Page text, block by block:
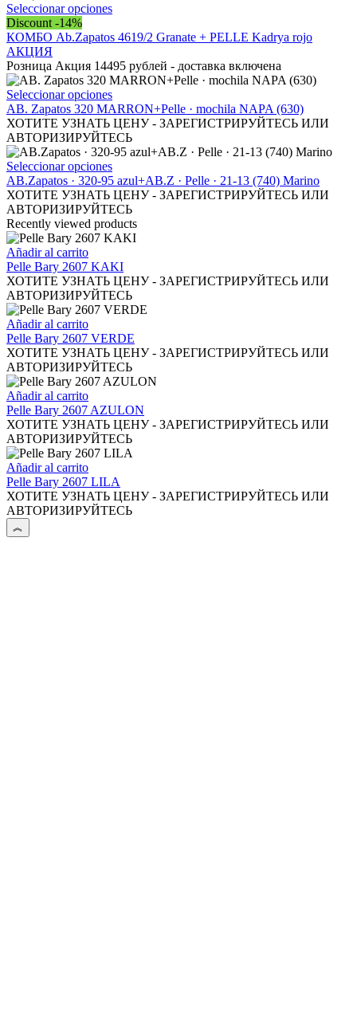
se
elegir
la
página
de
producto
Seleccionar opcionesEste
tiene
variantes.
Las
opciones
se
pueden
elegir
en
la
página
de
producto
Discount -14%
КОМБО Ab.Zapatos 4619/2 Granate + PELLE Kadrya rojo
АКЦИЯ
Розница Акция 14495 рублей - доставка включена
Seleccionar opcionesEste
producto
tiene
múltiples
variantes.
Las
opciones
se
pueden
elegir
en
página
de
producto
AB. Zapatos 320 MARRON+Pelle · mochila NAPA (630)
ХОТИТЕ УЗНАТЬ ЦЕНУ - ЗАРЕГИСТРИРУЙТЕСЬ ИЛИ
АВТОРИЗИРУЙТЕСЬ
Seleccionar opcionesEste
producto
tiene
múltiples
variantes.
Las
se
pueden
elegir
en
página
de
producto
AB.Zapatos · 320-95 azul+AB.Z · Pelle · 21-13 (740) Marino
ХОТИТЕ УЗНАТЬ ЦЕНУ - ЗАРЕГИСТРИРУЙТЕСЬ ИЛИ
АВТОРИЗИРУЙТЕСЬ
Recently viewed products
Añadir al carrito
Pelle Bary 2607 KAKI
ХОТИТЕ УЗНАТЬ ЦЕНУ - ЗАРЕГИСТРИРУЙТЕСЬ ИЛИ
АВТОРИЗИРУЙТЕСЬ
Añadir al carrito
Pelle Bary 2607 VERDE
ХОТИТЕ УЗНАТЬ ЦЕНУ - ЗАРЕГИСТРИРУЙТЕСЬ ИЛИ
АВТОРИЗИРУЙТЕСЬ
Añadir al carrito
Pelle Bary 2607 AZULON
ХОТИТЕ УЗНАТЬ ЦЕНУ - ЗАРЕГИСТРИРУЙТЕСЬ ИЛИ
АВТОРИЗИРУЙТЕСЬ
Añadir al carrito
Pelle Bary 2607 LILA
ХОТИТЕ УЗНАТЬ ЦЕНУ - ЗАРЕГИСТРИРУЙТЕСЬ ИЛИ
АВТОРИЗИРУЙТЕСЬ